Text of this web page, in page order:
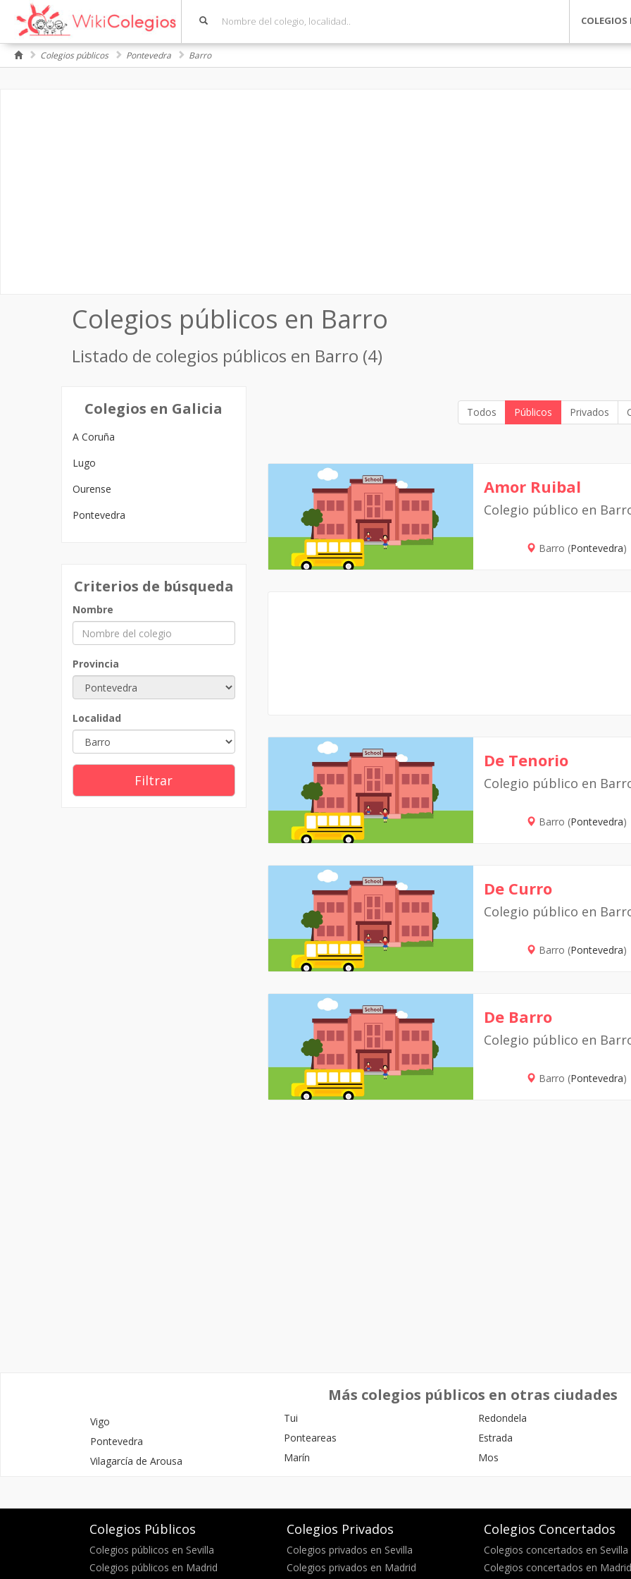
COLEGIOS
Colegios públicos Pontevedra Barro
Colegios públicos en Barro
Listado de colegios públicos en Barro (4)
Colegios en Galicia
A Coruña
Lugo
Ourense
Pontevedra
Criterios de búsqueda
Nombre
Provincia
Localidad
Filtrar
Todos Públicos Privados
Amor Ruibal
Colegio público en
Barro (Pontevedra)
De Tenorio
Colegio público en
Barro (Pontevedra)
De Curro
Colegio público en
Barro (Pontevedra)
De Barro
Colegio público en
Barro (Pontevedra)
Más colegios públicos en otras ciudades
Vigo
Pontevedra
Vilagarcía de Arousa
Tui
Ponteareas
Marín
Redondela
Estrada
Mos
Colegios Públicos
Colegios públicos en Sevilla
Colegios públicos en Madrid
Colegios Privados
Colegios privados en Sevilla
Colegios privados en Madrid
Colegios Concertados
Colegios concertados en Sevilla
Colegios concertados en Madrid